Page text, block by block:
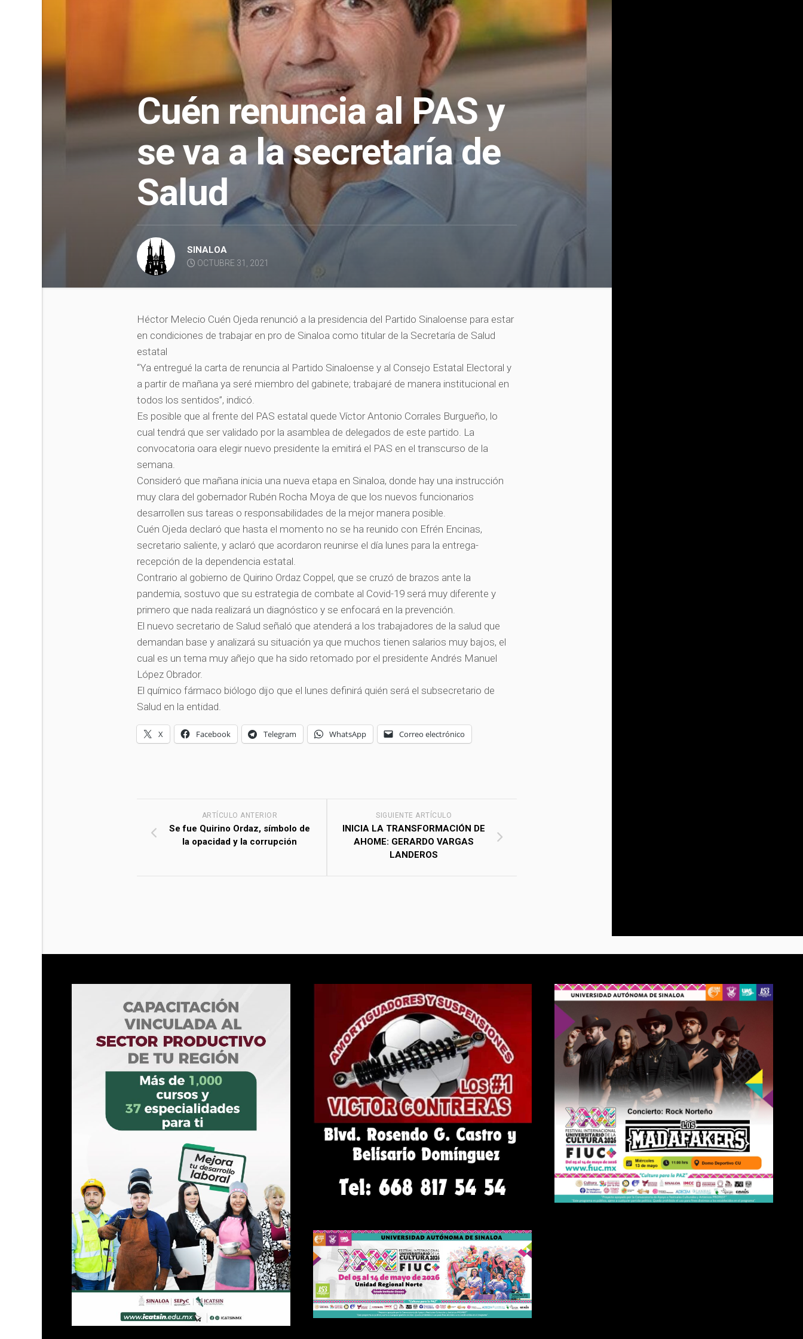
Cuén renuncia al PAS y
se va a la secretaría de
Salud
SINALOA
OCTUBRE 31, 2021
Héctor Melecio Cuén Ojeda renunció a la presidencia del Partido Sinaloense para estar
en condiciones de trabajar en pro de Sinaloa como titular de la Secretaría de Salud
estatal
“Ya entregué la carta de renuncia al Partido Sinaloense y al Consejo Estatal Electoral y
a partir de mañana ya seré miembro del gabinete; trabajaré de manera institucional en
todos los sentidos”, indicó.
Es posible que al frente del PAS estatal quede Víctor Antonio Corrales Burgueño, lo
cual tendrá que ser validado por la asamblea de delegados de este partido. La
convocatoria oara elegir nuevo presidente la emitirá el PAS en el transcurso de la
semana.
Consideró que mañana inicia una nueva etapa en Sinaloa, donde hay una instrucción
muy clara del gobernador Rubén Rocha Moya de que los nuevos funcionarios
desarrollen sus tareas o responsabilidades de la mejor manera posible.
Cuén Ojeda declaró que hasta el momento no se ha reunido con Efrén Encinas,
secretario saliente, y aclaró que acordaron reunirse el día lunes para la entrega-
recepción de la dependencia estatal.
Contrario al gobierno de Quirino Ordaz Coppel, que se cruzó de brazos ante la
pandemia, sostuvo que su estrategia de combate al Covid-19 será muy diferente y
primero que nada realizará un diagnóstico y se enfocará en la prevención.
El nuevo secretario de Salud señaló que atenderá a los trabajadores de la salud que
demandan base y analizará su situación ya que muchos tienen salarios muy bajos, el
cual es un tema muy añejo que ha sido retomado por el presidente Andrés Manuel
López Obrador.
El químico fármaco biólogo dijo que el lunes definirá quién será el subsecretario de
Salud en la entidad.
X Facebook Telegram WhatsApp Correo electrónico
SIGUIENTE ARTÍCULO
INICIA LA TRANSFORMACIÓN DE
AHOME: GERARDO VARGAS
LANDEROS
ARTÍCULO ANTERIOR
Se fue Quirino Ordaz, símbolo de
la opacidad y la corrupción